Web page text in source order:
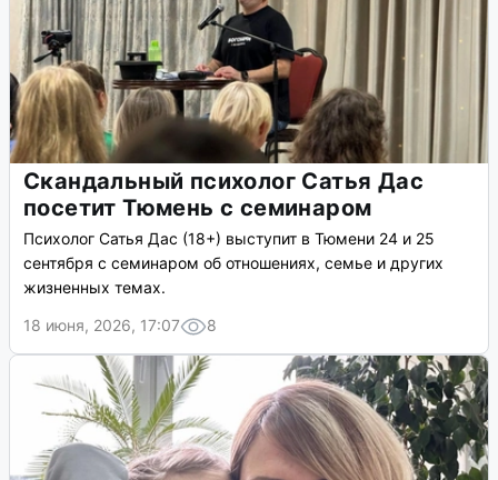
Скандальный психолог Сатья Дас
посетит Тюмень с семинаром
Психолог Сатья Дас (18+) выступит в Тюмени 24 и 25
сентября с семинаром об отношениях, семье и других
жизненных темах.
18 июня, 2026, 17:07
8